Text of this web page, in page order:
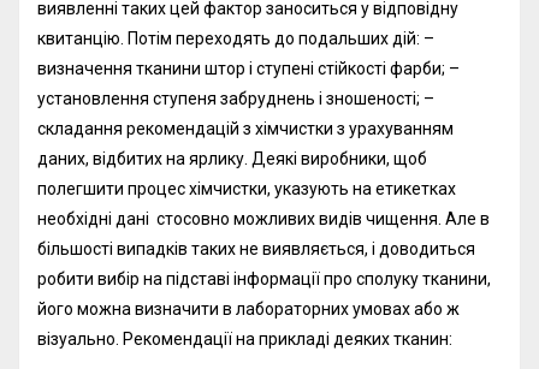
виявленні таких цей фактор заноситься у відповідну
квитанцію. Потім переходять до подальших дій: –
визначення тканини штор і ступені стійкості фарби; –
установлення ступеня забруднень і зношеності; –
складання рекомендацій з хімчистки з урахуванням
даних, відбитих на ярлику. Деякі виробники, щоб
полегшити процес хімчистки, указують на етикетках
необхідні дані стосовно можливих видів чищення. Але в
більшості випадків таких не виявляється, і доводиться
робити вибір на підставі інформації про сполуку тканини,
його можна визначити в лабораторних умовах або ж
візуально. Рекомендації на прикладі деяких тканин: